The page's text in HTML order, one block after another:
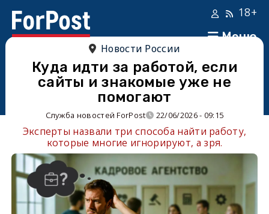
Меню
18+
Новости России
Куда идти за работой, если
сайты и знакомые уже не
помогают
Служба новостей ForPost 22/06/2026 - 09:15
Эксперты назвали три способа найти работу,
которые многие игнорируют, а зря.